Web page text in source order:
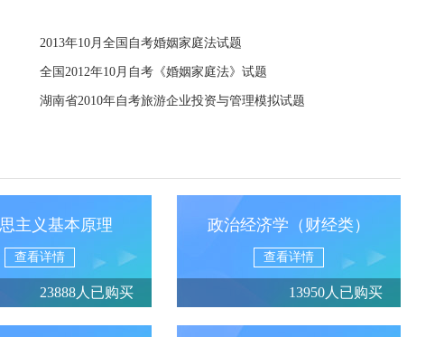
2013年10月全国自考婚姻家庭法试题
全国2012年10月自考《婚姻家庭法》试题
湖南省2010年自考旅游企业投资与管理模拟试题
主义基本原理
查看详情
23888人已购买
政治经济学（财经类）
查看详情
13950人已购买